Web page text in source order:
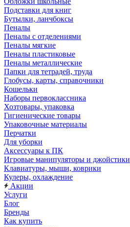
Подставки для книг
Бутылки, ланчбоксы
Пеналы
Пеналы с отделениями
Пеналы мягкие
Пеналы пластиковые
Пеналы металлические
Папки для тетрадей, труда
Глобусы, карты, справочники
Кошельки
Наборы первоклассника
Хозтовары, упаковка
Гигиенические товары
Упаковочные материалы
Перчатки
Для уборки
Аксессуары к ПК
Игровые манипуляторы и джойстики
Клавиатуры, мыши, коврики
Кулеры, охлаждение
Акции
Услуги
Блог
Бренды
Как купить